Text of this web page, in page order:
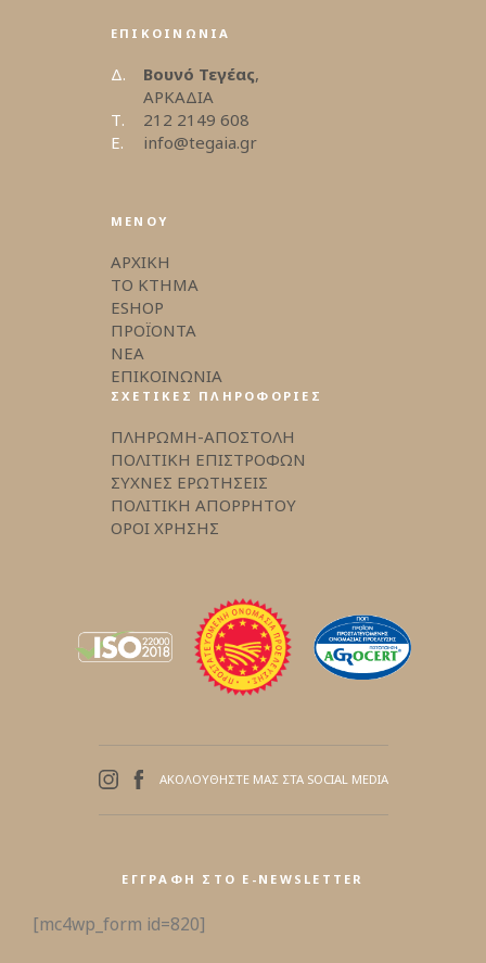
ΕΠΙΚΟΙΝΩΝΙΑ
Δ. Βουνό Τεγέας,
ΑΡΚΑΔΙΑ
Τ.
212 2149 608
E.
info@tegaia.gr
ΜΕΝΟΥ
ΑΡΧΙΚΗ
ΤΟ ΚΤΗΜΑ
ESHOP
ΠΡΟΪΟΝΤΑ
ΝΕΑ
ΕΠΙΚΟΙΝΩΝΙΑ
ΣΧΕΤΙΚΕΣ ΠΛΗΡΟΦΟΡΙΕΣ
ΠΛΗΡΩΜΗ-ΑΠΟΣΤΟΛΗ
ΠΟΛΙΤΙΚΗ ΕΠΙΣΤΡΟΦΩΝ
ΣΥΧΝΕΣ ΕΡΩΤΗΣΕΙΣ
ΠΟΛΙΤΙΚΗ ΑΠΟΡΡΗΤΟΥ
ΟΡΟΙ ΧΡΗΣΗΣ
ΑΚΟΛΟΥΘΗΣΤΕ ΜΑΣ ΣΤΑ SOCIAL MEDIA
ΕΓΓΡΑΦΉ ΣΤΟ E-NEWSLETTER
[mc4wp_form id=820]